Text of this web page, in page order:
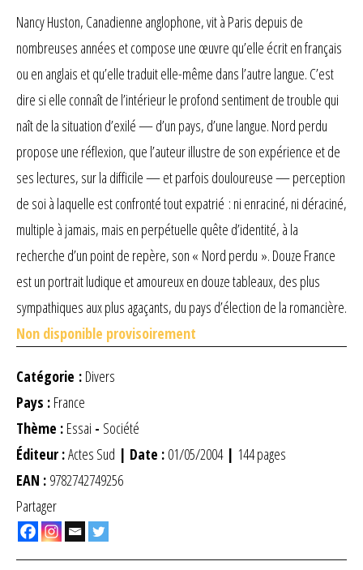
basé
sur
client
Nancy Huston, Canadienne anglophone, vit à Paris depuis de
nombreuses années et compose une œuvre qu’elle écrit en français
ou en anglais et qu’elle traduit elle-même dans l’autre langue. C’est
dire si elle connaît de l’intérieur le profond sentiment de trouble qui
naît de la situation d’exilé — d’un pays, d’une langue. Nord perdu
propose une réflexion, que l’auteur illustre de son expérience et de
ses lectures, sur la difficile — et parfois douloureuse — perception
de soi à laquelle est confronté tout expatrié : ni enraciné, ni déraciné,
multiple à jamais, mais en perpétuelle quête d’identité, à la
recherche d’un point de repère, son « Nord perdu ». Douze France
est un portrait ludique et amoureux en douze tableaux, des plus
sympathiques aux plus agaçants, du pays d’élection de la romancière.
Non disponible provisoirement
Catégorie : Divers
Pays : France
Thème : Essai - Société
Éditeur :Actes Sud | Date : 01/05/2004| 144 pages
EAN : 9782742749256
Partager